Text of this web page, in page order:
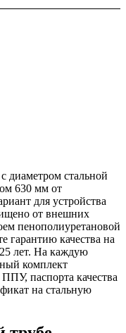
стальной
630 мм от
для устройства
от внешних
пенополиуретановой
гарантию качества на
лет. На каждую
комплект
паспорта качества
на стальную